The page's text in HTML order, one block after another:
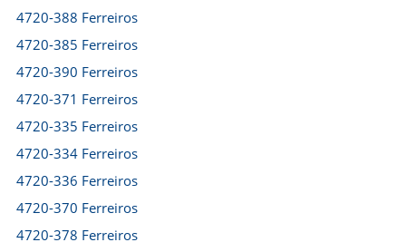
4720-388 Ferreiros
4720-385 Ferreiros
4720-390 Ferreiros
4720-371 Ferreiros
4720-335 Ferreiros
4720-334 Ferreiros
4720-336 Ferreiros
4720-370 Ferreiros
4720-378 Ferreiros